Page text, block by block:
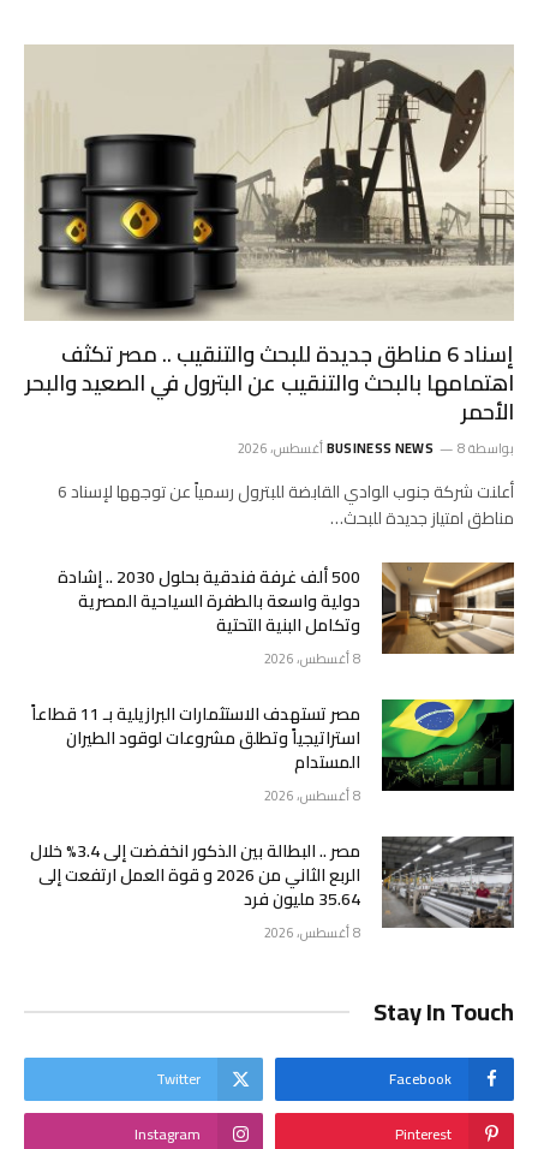
إسناد 6 مناطق جديدة للبحث والتنقيب .. مصر تكثف
اهتمامها بالبحث والتنقيب عن البترول في الصعيد والبحر
الأحمر
بواسطة BUSINESS NEWS 8 أغسطس، 2026
أعلنت شركة جنوب الوادي القابضة للبترول رسمياً عن توجهها لإسناد 6
مناطق امتياز جديدة للبحث…
500 ألف غرفة فندقية بحلول 2030 .. إشادة
دولية واسعة بالطفرة السياحية المصرية
وتكامل البنية التحتية
8 أغسطس، 2026
مصر تستهدف الاستثمارات البرازيلية بـ 11 قطاعاً
استراتيجياً وتطلق مشروعات لوقود الطيران
المستدام
8 أغسطس، 2026
مصر .. البطالة بين الذكور انخفضت إلى 3.4% خلال
الربع الثاني من 2026 و قوة العمل ارتفعت إلى
35.64 مليون فرد
8 أغسطس، 2026
Stay In Touch
Facebook
Twitter
Pinterest
Instagram